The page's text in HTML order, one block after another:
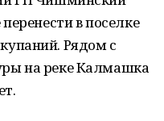
в поселке
Рядом с
на реке Калмашка